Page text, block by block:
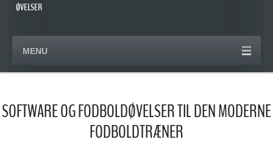
ØVELSER
MENU
SOFTWARE OG FODBOLDØVELSER TIL DEN MODERNE
FODBOLDTRÆNER